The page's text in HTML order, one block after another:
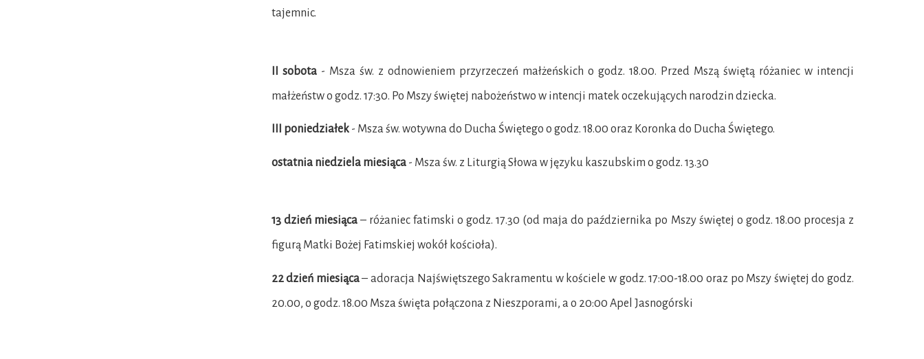
tajemnic.
II sobota- Msza św. z odnowieniem przyrzeczeń małżeńskich o godz. 18.00. Przed Mszą świętą różaniec w intencji
małżeństw o godz. 17:30. Po Mszy świętej nabożeństwo w intencji matek oczekujących narodzin dziecka.
III poniedziałek - Msza św. wotywna do Ducha Świętego o godz. 18.00 oraz Koronka do Ducha Świętego.
ostatnia niedziela miesiąca - Msza św. z Liturgią Słowa w języku kaszubskim o godz. 13.30
13 dzień miesiąca– różaniec fatimski o godz. 17.30 (od maja do października po Mszy świętej o godz. 18.00 procesja z
figurą Matki Bożej Fatimskiej wokół kościoła).
22 dzień miesiąca– adoracja Najświętszego Sakramentu w kościele w godz. 17:00-18.00 oraz po Mszy świętej do godz.
20.00, o godz. 18.00 Msza święta połączona z Nieszporami, a o 20:00 Apel Jasnogórski